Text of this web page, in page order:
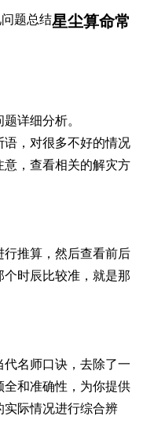
题总结星尘算命常
详细分析。
， 对很多不好的情况
意，查看相关的解灾方
推算，然后查看前后
个时辰比较准，就是那
名师口诀，去除了一
和准确性，为你提供
实际情况进行综合辨